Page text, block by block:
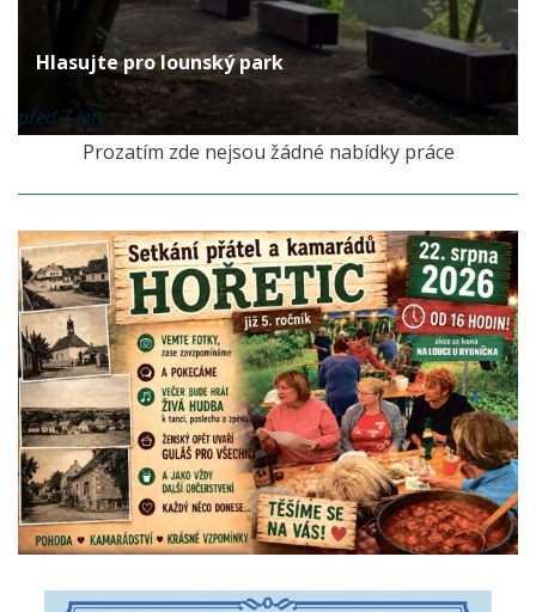
Hlasujte pro lounský park
před 7 lety
Prozatím zde nejsou žádné nabídky práce